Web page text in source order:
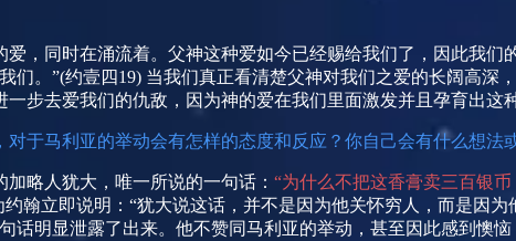
，同时在涌流着。父神这种爱如今已经赐给我们了，因此我们
们。”(约壹四19) 当我们真正看清楚父神对我们之爱的长阔高深
步去爱我们的仇敌，因为神的爱在我们里面激发并且孕育出这
于马利亚的举动会有怎样的态度和反应？你自己会有什么想法
略人犹大，唯一所说的一句话： “为什么不把这香膏卖三百银币
翰立即说明：“犹大说这话，并不是因为他关怀穷人，而是因为
话明显泄露了出来。他不赞同马利亚的举动，甚至因此感到懊